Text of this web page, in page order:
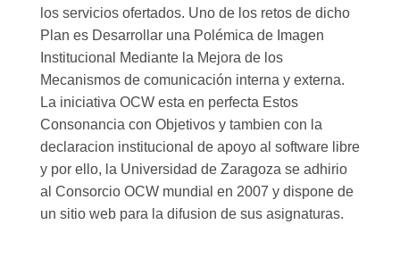
los servicios ofertados. Uno de los retos de dicho
Plan es Desarrollar una Polémica de Imagen
Institucional Mediante la Mejora de los
Mecanismos de comunicación interna y externa.
La iniciativa OCW esta en perfecta Estos
Consonancia con Objetivos y tambien con la
declaracion institucional de apoyo al software libre
y por ello, la Universidad de Zaragoza se adhirio
al Consorcio OCW mundial en 2007 y dispone de
un sitio web para la difusion de sus asignaturas.